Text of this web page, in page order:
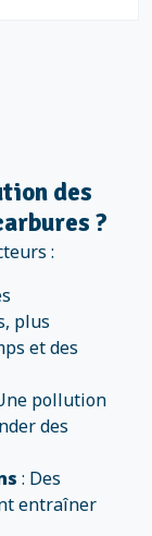
des
?
:
plus
et des
pollution
des
: Des
entraîner